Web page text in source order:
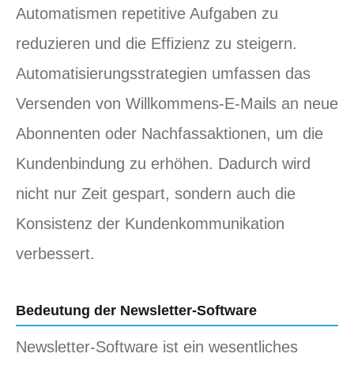
Automatismen repetitive Aufgaben zu
reduzieren und die Effizienz zu steigern.
Automatisierungsstrategien umfassen das
Versenden von Willkommens-E-Mails an neue
Abonnenten oder Nachfassaktionen, um die
Kundenbindung zu erhöhen. Dadurch wird
nicht nur Zeit gespart, sondern auch die
Konsistenz der Kundenkommunikation
verbessert.
Bedeutung der Newsletter-Software
Newsletter-Software ist ein wesentliches